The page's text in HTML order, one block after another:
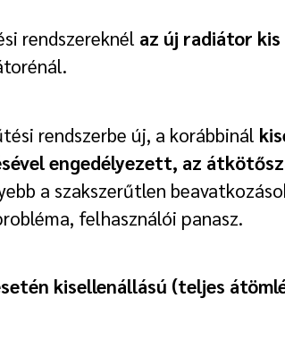
rendszereknél az új radiátor
rendszerbe új, a korábbinál
engedélyezett, az
a szakszerűtlen
felhasználói panasz.
kisellenállású (teljes